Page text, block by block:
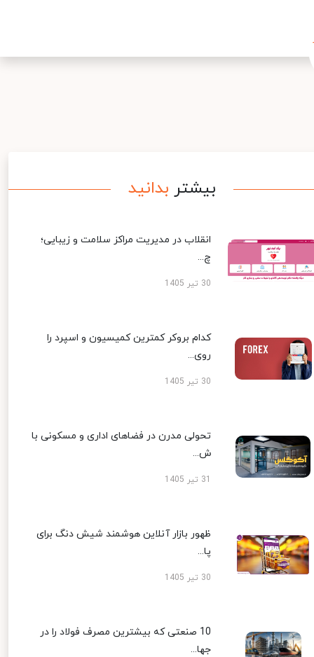
بیشتر بدانید
انقلاب در مدیریت مراکز سلامت و زیبایی؛
چ...
30 تیر 1405
کدام بروکر کمترین کمیسیون و اسپرد را
روی...
30 تیر 1405
تحولی مدرن در فضاهای اداری و مسکونی با
ش...
ظهور بازار آنلاین هوشمند شیش دنگ برای
پا...
30 تیر 1405
10 صنعتی که بیشترین مصرف فولاد را در
جها...